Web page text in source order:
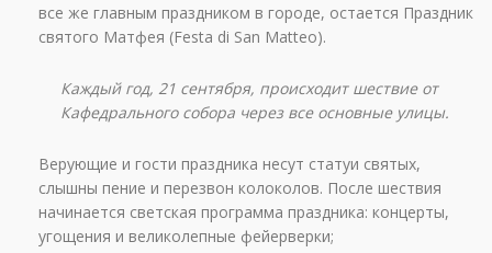
все же главным праздником в городе, остается Праздник
святого Матфея (Festa di San Matteo).
Каждый год, 21 сентября, происходит шествие от
Кафедрального собора через все основные улицы.
Верующие и гости праздника несут статуи святых,
слышны пение и перезвон колоколов. После шествия
начинается светская программа праздника: концерты,
угощения и великолепные фейерверки;